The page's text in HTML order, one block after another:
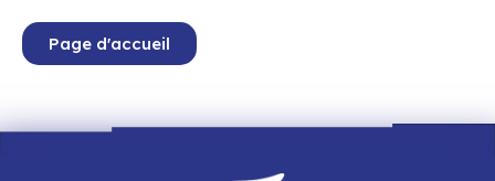
Page d'accueil